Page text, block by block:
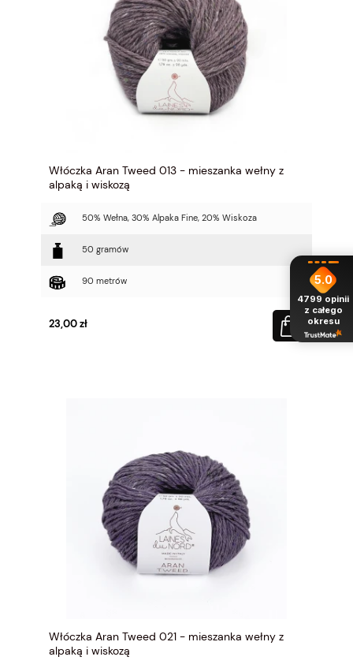
Włóczka Aran Tweed 013 - mieszanka wełny z
alpaką i wiskozą
50% Wełna, 30% Alpaka Fine, 20% Wiskoza
50 gramów
90 metrów
23,00 zł
Włóczka Aran Tweed 021 - mieszanka wełny z
alpaką i wiskozą
5.0
4799 opinii
z całego
okresu